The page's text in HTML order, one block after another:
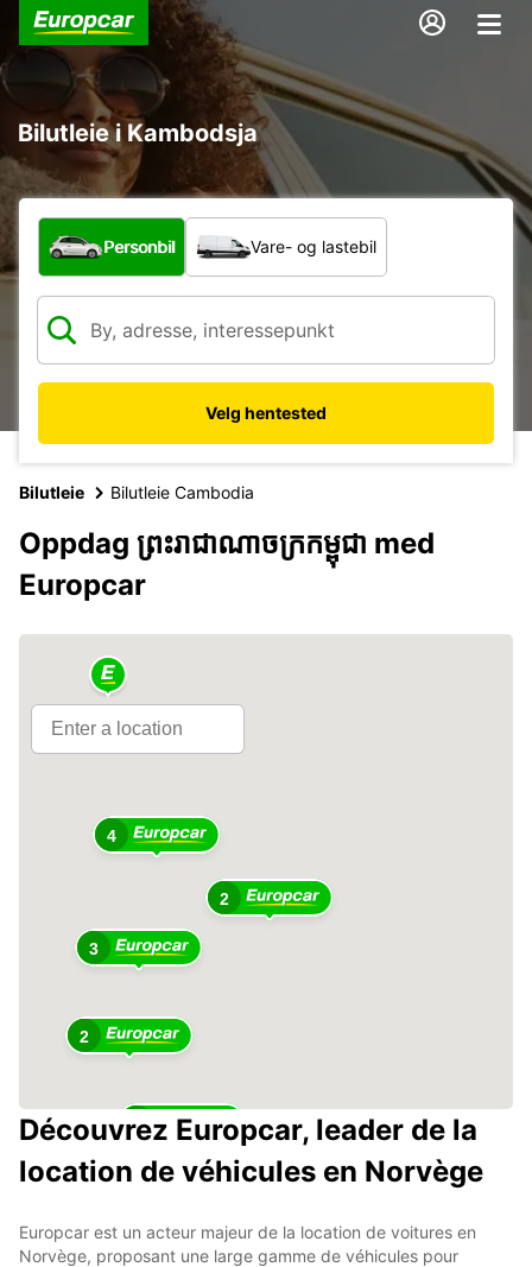
Bilutleie i Kambodsja
Hvilken type bil?
Personbil Vare- og lastebil
Velg hentested
Bilutleie Bilutleie Cambodia
Oppdag ព្រះរាជាណាចក្រ​កម្ពុជា med
Europcar
2
4
3
2
10
Découvrez Europcar, leader de la
location de véhicules en Norvège
Europcar est un acteur majeur de la location de voitures en
Norvège, proposant une large gamme de véhicules pour